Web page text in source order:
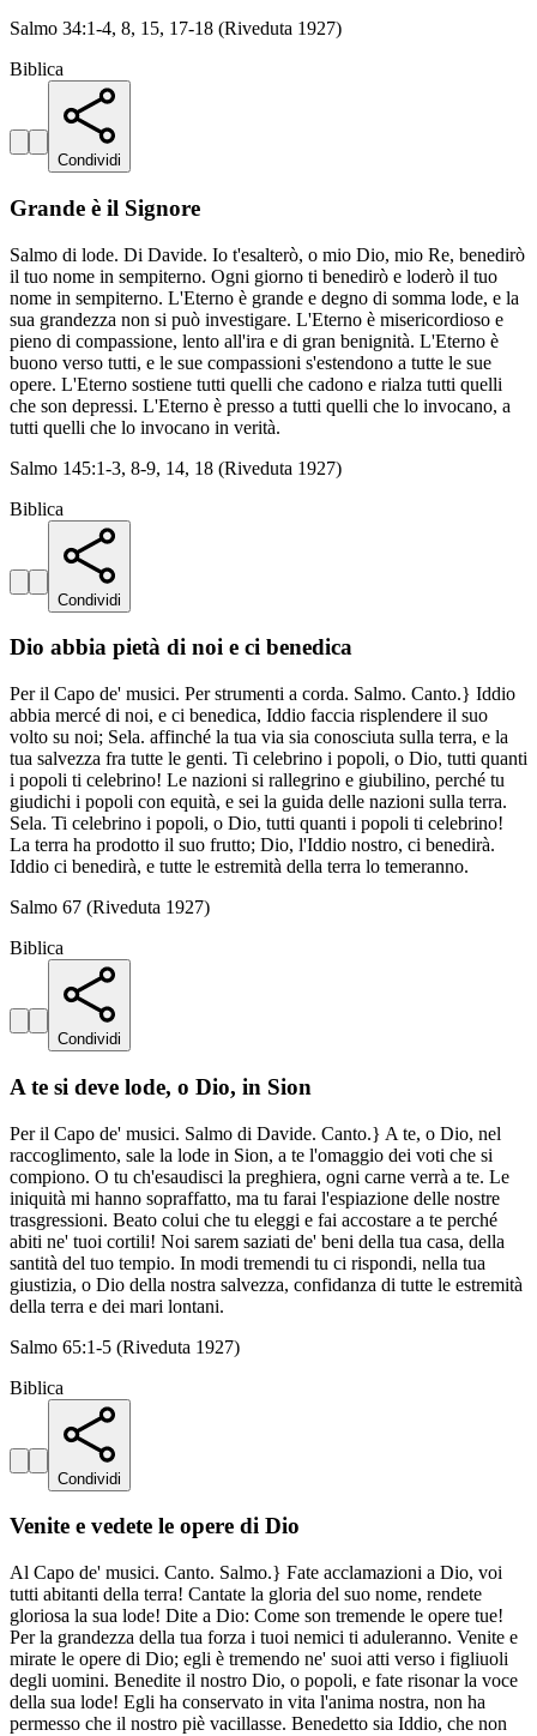
Salmo 34:1-4, 8, 15, 17-18 (Riveduta 1927)
Biblica
Condividi
Grande è il Signore
Salmo di lode. Di Davide. Io t'esalterò, o mio Dio, mio Re, benedirò
il tuo nome in sempiterno. Ogni giorno ti benedirò e loderò il tuo
nome in sempiterno. L'Eterno è grande e degno di somma lode, e la
sua grandezza non si può investigare. L'Eterno è misericordioso e
pieno di compassione, lento all'ira e di gran benignità. L'Eterno è
buono verso tutti, e le sue compassioni s'estendono a tutte le sue
opere. L'Eterno sostiene tutti quelli che cadono e rialza tutti quelli
che son depressi. L'Eterno è presso a tutti quelli che lo invocano, a
tutti quelli che lo invocano in verità.
Salmo 145:1-3, 8-9, 14, 18 (Riveduta 1927)
Biblica
Condividi
Dio abbia pietà di noi e ci benedica
Per il Capo de' musici. Per strumenti a corda. Salmo. Canto.} Iddio
abbia mercé di noi, e ci benedica, Iddio faccia risplendere il suo
volto su noi; Sela. affinché la tua via sia conosciuta sulla terra, e la
tua salvezza fra tutte le genti. Ti celebrino i popoli, o Dio, tutti quanti
i popoli ti celebrino! Le nazioni si rallegrino e giubilino, perché tu
giudichi i popoli con equità, e sei la guida delle nazioni sulla terra.
Sela. Ti celebrino i popoli, o Dio, tutti quanti i popoli ti celebrino!
La terra ha prodotto il suo frutto; Dio, l'Iddio nostro, ci benedirà.
Iddio ci benedirà, e tutte le estremità della terra lo temeranno.
Salmo 67 (Riveduta 1927)
Biblica
Condividi
A te si deve lode, o Dio, in Sion
Per il Capo de' musici. Salmo di Davide. Canto.} A te, o Dio, nel
raccoglimento, sale la lode in Sion, a te l'omaggio dei voti che si
compiono. O tu ch'esaudisci la preghiera, ogni carne verrà a te. Le
iniquità mi hanno sopraffatto, ma tu farai l'espiazione delle nostre
trasgressioni. Beato colui che tu eleggi e fai accostare a te perché
abiti ne' tuoi cortili! Noi sarem saziati de' beni della tua casa, della
santità del tuo tempio. In modi tremendi tu ci rispondi, nella tua
giustizia, o Dio della nostra salvezza, confidanza di tutte le estremità
della terra e dei mari lontani.
Salmo 65:1-5 (Riveduta 1927)
Biblica
Condividi
Venite e vedete le opere di Dio
Al Capo de' musici. Canto. Salmo.} Fate acclamazioni a Dio, voi
tutti abitanti della terra! Cantate la gloria del suo nome, rendete
gloriosa la sua lode! Dite a Dio: Come son tremende le opere tue!
Per la grandezza della tua forza i tuoi nemici ti aduleranno. Venite e
mirate le opere di Dio; egli è tremendo ne' suoi atti verso i figliuoli
degli uomini. Benedite il nostro Dio, o popoli, e fate risonar la voce
della sua lode! Egli ha conservato in vita l'anima nostra, non ha
permesso che il nostro piè vacillasse. Benedetto sia Iddio, che non